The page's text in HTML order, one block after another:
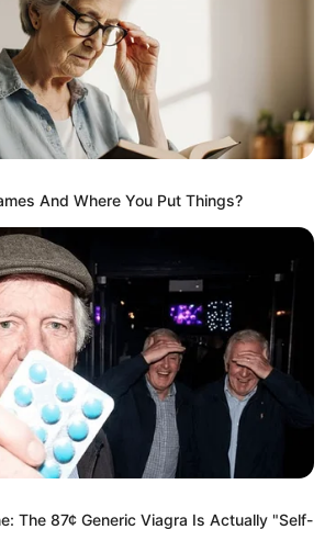
And Where You Put Things?
The 87¢ Generic Viagra Is Actually "Self-